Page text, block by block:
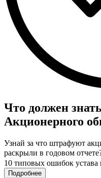
Что должен
Акционерного
Узнай за что штрафуют
раскрыли в годовом
10 типовых ошибок устава
Подробнее